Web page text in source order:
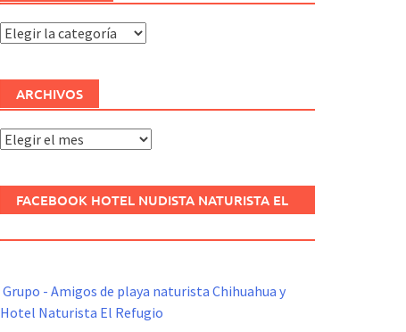
Categorías
ARCHIVOS
Archivos
FACEBOOK HOTEL NUDISTA NATURISTA EL
Grupo - Amigos de playa naturista Chihuahua y
Hotel Naturista El Refugio